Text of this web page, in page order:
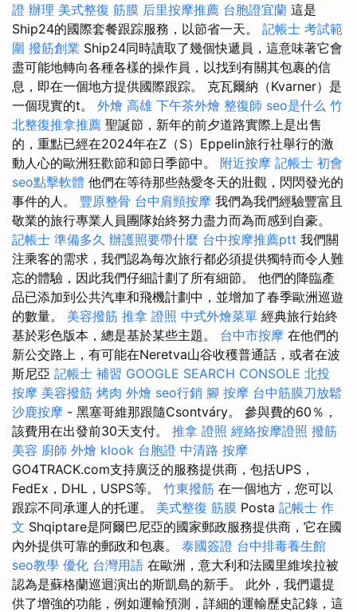
證 辦理 美式整復 筋膜 后里按摩推薦 台胞證宜蘭 這是
Ship24的國際套餐跟踪服務，以節省一天。 記帳士 考試範
圍 撥筋創業 Ship24同時讀取了幾個快遞員，這意味著它會
盡可能地轉向各種各樣的操作員，以找到有關其包裹的信
息，即在一個地方提供國際跟踪。 克瓦爾納（Kvarner）是
一個現實的t。 外燴 高雄 下午茶外燴 整復師 seo是什么 竹
北整復推拿推薦 聖誕節，新年的前夕道路實際上是出售
的，重點已經在2024年在Z（S）Eppelin旅行社舉行的激
動人心的歐洲狂歡節和節日季節中。 附近按摩 記帳士 初會
seo點擊軟體 他們在等待那些熱愛冬天的壯觀，閃閃發光的
事件的人。 豐原整骨 台中肩頸按摩 我們為我們經驗豐富且
敬業的旅行專業人員團隊始終努力盡力而為而感到自豪。
記帳士 準備多久 辦護照要帶什麼 台中按摩推薦ptt 我們關
注乘客的需求，我們認為每次旅行都必須提供獨特而令人難
忘的體驗，因此我們仔細計劃了所有細節。 他們的降臨產
品已添加到公共汽車和飛機計劃中，並增加了春季歐洲巡遊
的數量。 美容撥筋 推拿 證照 中式外燴菜單 經典旅行始終
基於彩色版本，總是基於某些主題。 台中市按摩 在他們的
新公交路上，有可能在Neretva山谷收穫普通話，或者在波
斯尼亞 記帳士 補習 GOOGLE SEARCH CONSOLE 北投
按摩 美容撥筋 烤肉 外燴 seo行銷 腳 按摩 台中筋膜刀放鬆
沙鹿按摩 - 黑塞哥維那跟隨Csontváry。 參與費的60％，
該費用在出發前30天支付。 推拿 證照 經絡按摩證照 撥筋
美容 廚師 外燴 klook 台胞證 中清路 按摩
GO4TRACK.com支持廣泛的服務提供商，包括UPS，
FedEx，DHL，USPS等。 竹東撥筋 在一個地方，您可以
跟踪不同承運人的托運。 美式整復 筋膜 Posta 記帳士 作
文 Shqiptare是阿爾巴尼亞的國家郵政服務提供商，它在國
內外提供可靠的郵政和包裹。 泰國簽證 台中排毒養生館
seo教學 優化 台灣用語 在歐洲，意大利和法國里維埃拉被
認為是蘇格蘭巡迴演出的斯凱島的新手。 此外，我們還提
供了增強的功能，例如運輸預測，詳細的運輸歷史記錄，這